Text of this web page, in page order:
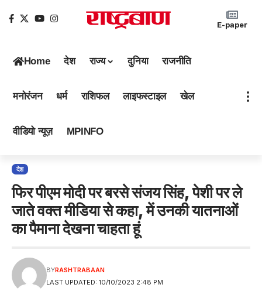
E-paper
Home देश राज्य दुनिया राजनीति
मनोरंजन धर्म राशिफल लाइफस्टाइल खेल
वीडियो न्यूज़ MPINFO
देश
फिर पीएम मोदी पर बरसे संजय सिंह, पेशी पर ले
जाते वक्त मीडिया से कहा, में उनकी यातनाओं
का पैमाना देखना चाहता हूं
LAST UPDATED: 10/10/2023 2:48 PM
BYRASHTRABAAN